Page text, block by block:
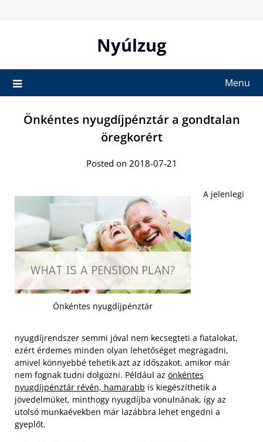
Nyúlzug
Menu
Önkéntes nyugdíjpénztár a gondtalan
öregkorért
Posted on 2018-07-21
Önkéntes nyugdíjpénztár
A jelenlegi
nyugdíjrendszer semmi jóval nem kecsegteti a fiatalokat,
ezért érdemes minden olyan lehetőséget megragadni,
amivel könnyebbé tehetik azt az időszakot, amikor már
nem fognak tudni dolgozni. Például az önkéntes
nyugdíjpénztár révén, hamarabb is kiegészíthetik a
jövedelmüket, minthogy nyugdíjba vonulnának, így az
utolsó munkaévekben már lazábbra lehet engedni a
gyeplőt.